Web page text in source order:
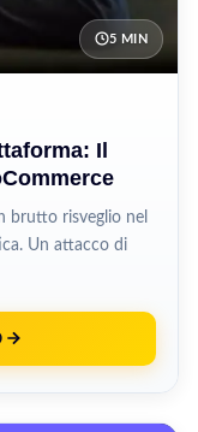
5 MIN
Il
brutto risveglio nel
Un attacco di